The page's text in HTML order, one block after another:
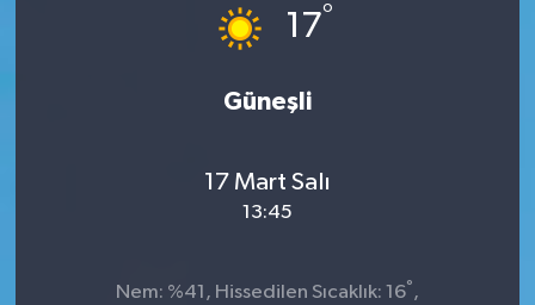
17°
Güneşli
17 Mart Salı
13:45
Nem: %41, Hissedilen Sıcaklık: 16° ,